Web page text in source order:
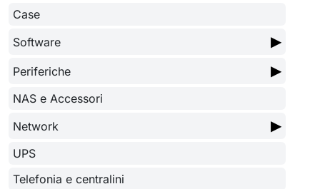
Case
Software
▶
Periferiche ▶
NAS e Accessori
Network
▶
UPS
Telefonia e centralini